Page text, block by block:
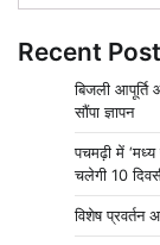
Recent
बिजली
सौंपा ज्ञापन
पचमढ़ी में ‘मध्य
चलेगी 10
विशेष प्रवर्तन